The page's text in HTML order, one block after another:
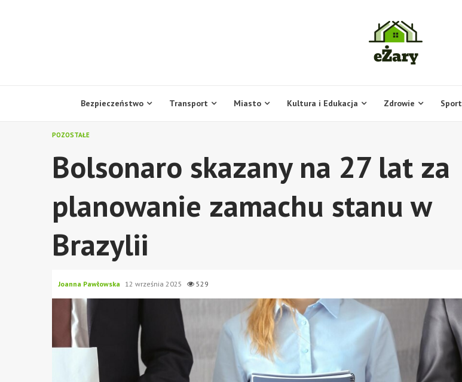
Bezpieczeństwo Transport Miasto Kultura i Edukacja Zdrowie Sport
POZOSTAŁE
Bolsonaro skazany na 27 lat za
planowanie zamachu stanu w
Brazylii
Joanna Pawłowska 12 września 2025 529